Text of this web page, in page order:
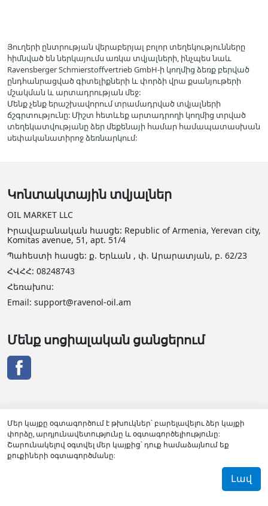
Յուղերի ընտրության վերաբերյալ բոլոր տեղեկությունները
հիմնված են ներկայումս առկա տվյալների, ինչպես նաև
Ravensberger Schmierstoffvertrieb GmbH-ի կողմից ձեռք բերված
ընդհանրացված գիտելիքների և փորձի վրա քսանյութերի
մշակման և արտադրության մեջ:
Մենք չենք երաշխավորում տրամադրված տվյալների
ճշգրտությունը: Միշտ հետևեք արտադրողի կողմից տրված
տեղեկատվությանը ձեր մեքենայի համար համապատասխան
սեփականատիրոջ ձեռնարկում:
Կոնտակտային տվյալներ
OIL MARKET LLC
Իրավաբանական հասցե: Republic of Armenia, Yerevan city,
Komitas avenue, 51, apt. 51/4
Պահեստի հասցե: ք. Երևան , փ. Արարատյան, բ. 62/23
ՀՎՀՀ: 08248743
Հեռախոս:
Email: support@ravenol-oil.am
Մենք սոցիալական ցանցերում
RAVENOL դիստրիբյուտորի վկայական
Մեր կայքը օգտագործում է թխուկներ՝ բարելավելու ձեր կայքի
փորձը, արդյունավետությունը և օգտագործելիությունը:
Շարունակելով օգտվել մեր կայքից՝ դուք համաձայնում եք
քուքիների օգտագործմանը:
Լավ